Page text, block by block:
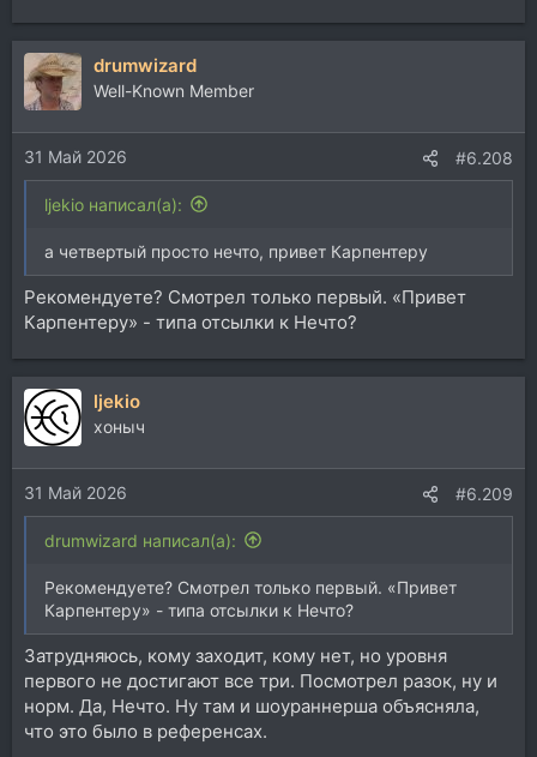
drumwizard
Well-Known Member
31 Май 2026 #6.208
ljekio написал(а):
а четвертый просто нечто, привет Карпентеру
Рекомендуете? Смотрел только первый. «Привет
Карпентеру» - типа отсылки к Нечто?
ljekio
хоныч
31 Май 2026 #6.209
drumwizard написал(а):
Рекомендуете? Смотрел только первый. «Привет
Карпентеру» - типа отсылки к Нечто?
Затрудняюсь, кому заходит, кому нет, но уровня
первого не достигают все три. Посмотрел разок, ну и
норм. Да, Нечто. Ну там и шоураннерша объясняла,
что это было в референсах.